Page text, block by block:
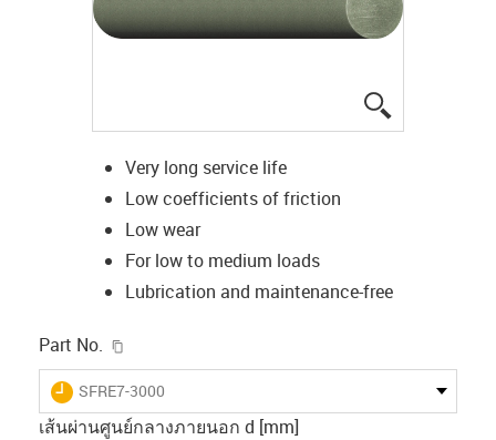
Very long service life
Low coefficients of friction
Low wear
For low to medium loads
Lubrication and maintenance-free
Part No.
igus-icon-lieferzeit
SFRE7-3000
เส้นผ่านศูนย์กลางภายนอก d [mm]